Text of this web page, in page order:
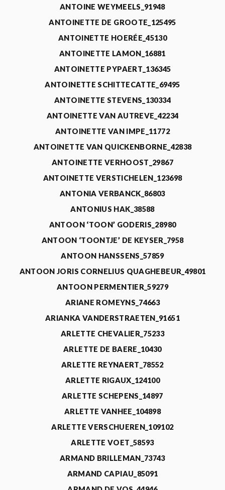
ANTOINE WEYMEELS_91948
ANTOINETTE DE GROOTE_125495
ANTOINETTE HOERÉE_45130
ANTOINETTE LAMON_16881
ANTOINETTE PYPAERT_136345
ANTOINETTE SCHITTECATTE_69495
ANTOINETTE STEVENS_130334
ANTOINETTE VAN AUTREVE_42234
ANTOINETTE VAN IMPE_11772
ANTOINETTE VAN QUICKENBORNE_42838
ANTOINETTE VERHOOST_29867
ANTOINETTE VERSTICHELEN_123698
ANTONIA VERBANCK_86803
ANTONIUS HAK_38588
ANTOON ‘TOON’ GODERIS_28980
ANTOON ‘TOONTJE’ DE KEYSER_7958
ANTOON HANSSENS_57859
ANTOON JORIS CORNELIUS QUAGHEBEUR_49801
ANTOON PERMENTIER_59279
ARIANE ROMEYNS_74663
ARIANKA VANDERSTRAETEN_91651
ARLETTE CHEVALIER_75233
ARLETTE DE BAERE_10430
ARLETTE REYNAERT_78552
ARLETTE RIGAUX_124100
ARLETTE SCHEPENS_14897
ARLETTE VANHEE_104898
ARLETTE VERSCHUEREN_109102
ARLETTE VOET_58593
ARMAND BRILLEMAN_73743
ARMAND CAPIAU_85091